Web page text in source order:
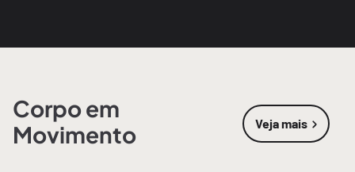
Corpo em
Movimento
Veja mais
sobre